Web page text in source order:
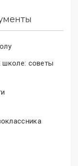
школе: советы